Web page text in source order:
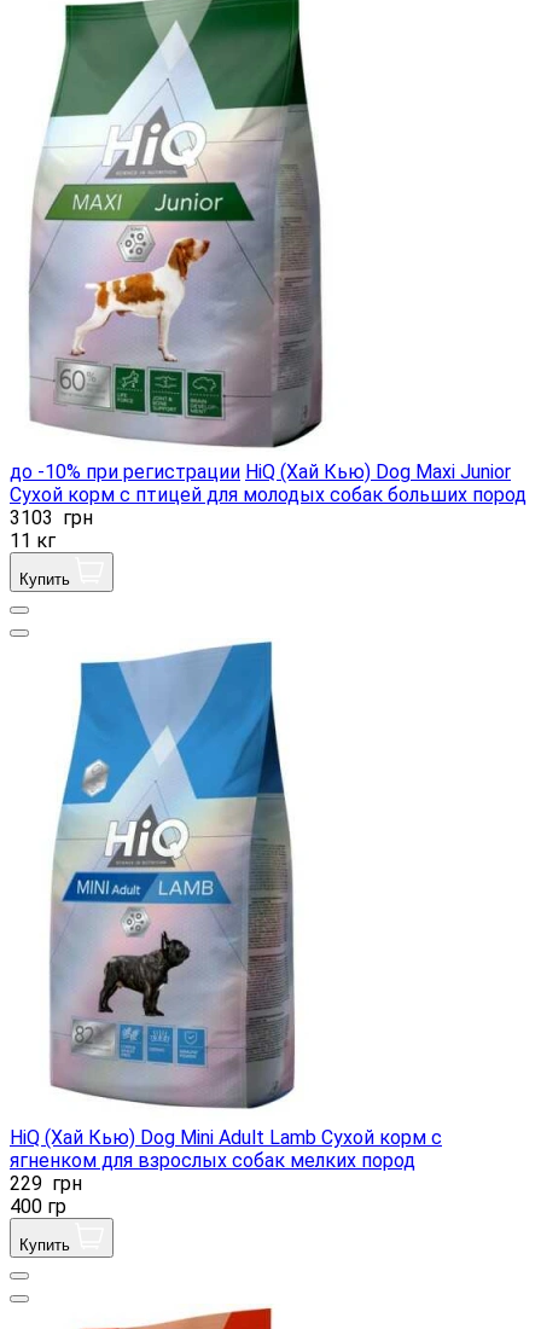
до -10% при регистрации HiQ (Хай Кью) Dog Maxi Junior
Сухой корм с птицей для молодых собак больших пород
3103 грн
11 кг
Купить
HiQ (Хай Кью) Dog Mini Adult Lamb Сухой корм с
ягненком для взрослых собак мелких пород
229 грн
400 гр
Купить